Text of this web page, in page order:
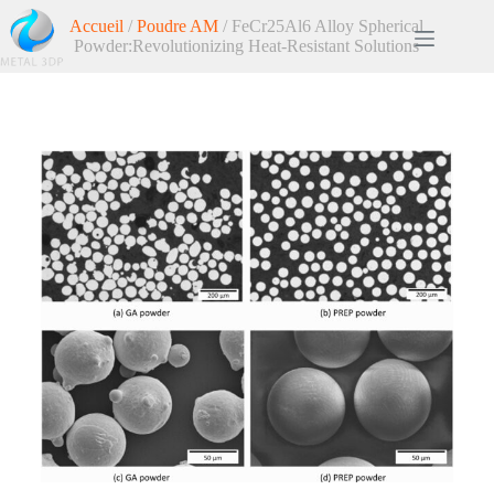
Accueil /Poudre AM / FeCr25Al6 Alloy Spherical
Powder:Revolutionizing Heat-Resistant Solutions